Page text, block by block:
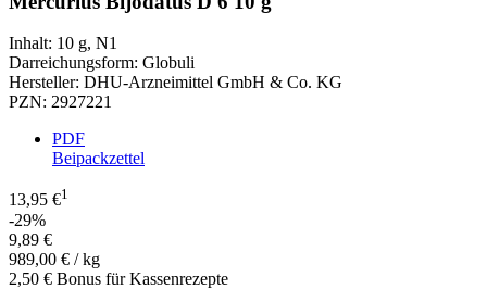
Inhalt: 10 g, N1
Darreichungsform: Globuli
Hersteller: DHU-Arzneimittel GmbH & Co. KG
PZN: 2927221
PDF
Beipackzettel
13,95 €1
-29%
9,89 €
989,00 € / kg
2,50 € Bonus für Kassenrezepte